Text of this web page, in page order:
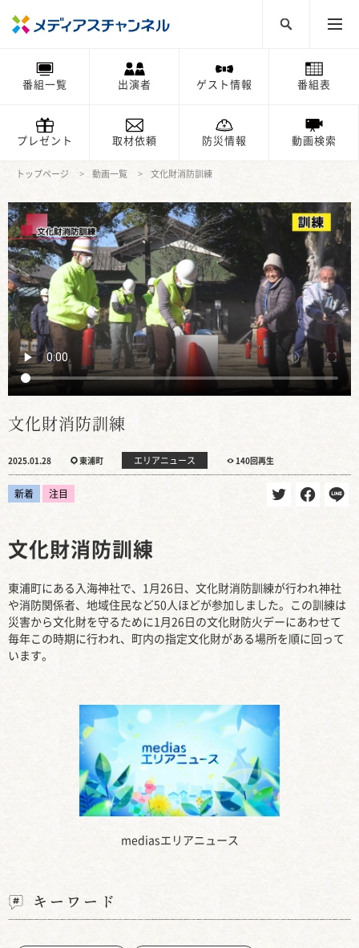
番組一覧 出演者 ゲスト情報 番組表
プレゼント 取材依頼 防災情報 動画検索
トップページ 動画一覧 文化財消防訓練
文化財消防訓練
2025.01.28 東浦町 エリアニュース 140回再生
新着 注目
mediasエリアニュース
文化財消防訓練
東浦町にある入海神社で、1月26日、文化財消防訓練が行われ神社
や消防関係者、地域住民など50人ほどが参加しました。この訓練は
災害から文化財を守るために1月26日の文化財防火デーにあわせて
毎年この時期に行われ、町内の指定文化財がある場所を順に回って
います。
キーワード